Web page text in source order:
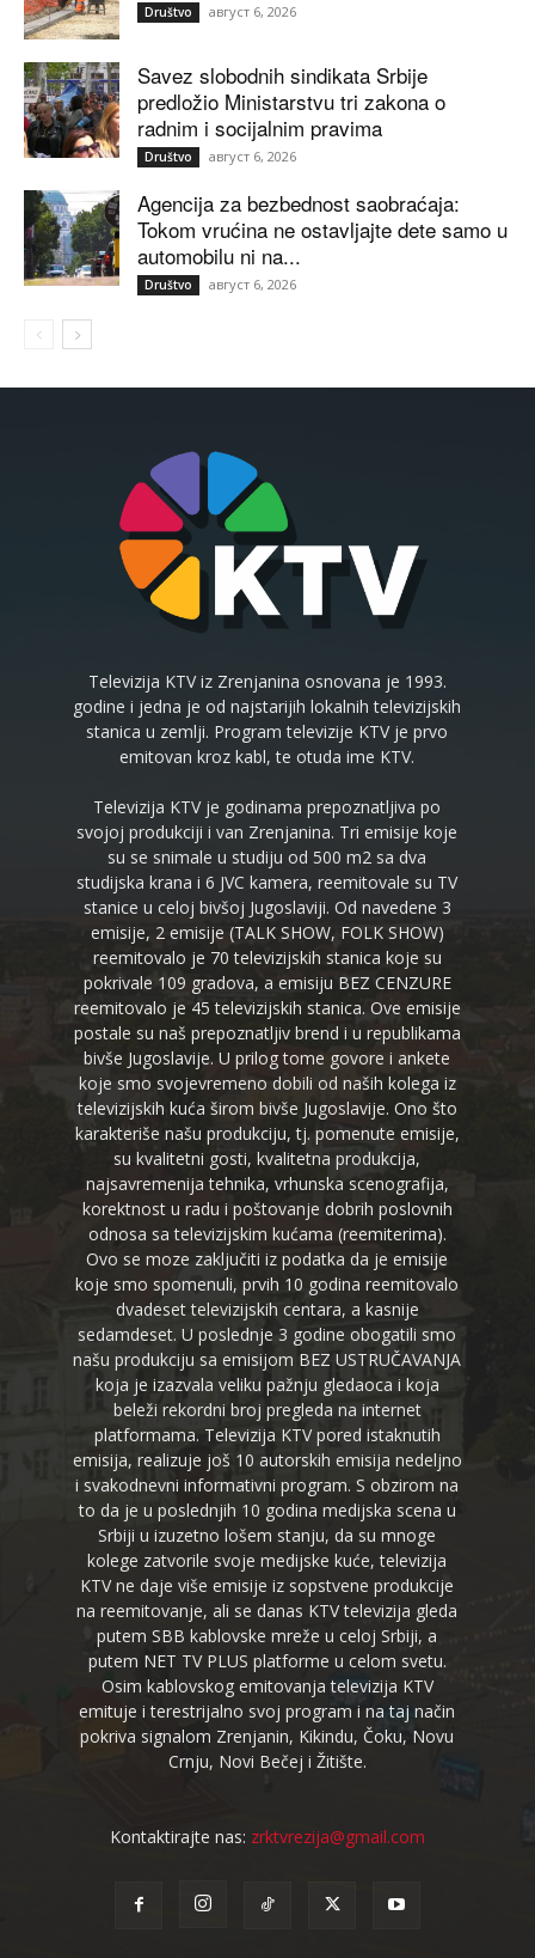
Društvo август 6, 2026
Savez slobodnih sindikata Srbije
predložio Ministarstvu tri zakona o
radnim i socijalnim pravima
Društvo август 6, 2026
Agencija za bezbednost saobraćaja:
Tokom vrućina ne ostavljajte dete samo u
automobilu ni na...
Društvo август 6, 2026
Televizija KTV iz Zrenjanina osnovana je 1993.
godine i jedna je od najstarijih lokalnih televizijskih
stanica u zemlji. Program televizije KTV je prvo
emitovan kroz kabl, te otuda ime KTV.
Televizija KTV je godinama prepoznatljiva po
svojoj produkciji i van Zrenjanina. Tri emisije koje
su se snimale u studiju od 500 m2 sa dva
studijska krana i 6 JVC kamera, reemitovale su TV
stanice u celoj bivšoj Jugoslaviji. Od navedene 3
emisije, 2 emisije (TALK SHOW, FOLK SHOW)
reemitovalo je 70 televizijskih stanica koje su
pokrivale 109 gradova, a emisiju BEZ CENZURE
reemitovalo je 45 televizijskih stanica. Ove emisije
postale su naš prepoznatljiv brend i u republikama
bivše Jugoslavije. U prilog tome govore i ankete
koje smo svojevremeno dobili od naših kolega iz
televizijskih kuća širom bivše Jugoslavije. Ono što
karakteriše našu produkciju, tj. pomenute emisije,
su kvalitetni gosti, kvalitetna produkcija,
najsavremenija tehnika, vrhunska scenografija,
korektnost u radu i poštovanje dobrih poslovnih
odnosa sa televizijskim kućama (reemiterima).
Ovo se moze zaključiti iz podatka da je emisije
koje smo spomenuli, prvih 10 godina reemitovalo
dvadeset televizijskih centara, a kasnije
sedamdeset. U poslednje 3 godine obogatili smo
našu produkciju sa emisijom BEZ USTRUČAVANJA
koja je izazvala veliku pažnju gledaoca i koja
beleži rekordni broj pregleda na internet
platformama. Televizija KTV pored istaknutih
emisija, realizuje još 10 autorskih emisija nedeljno
i svakodnevni informativni program. S obzirom na
to da je u poslednjih 10 godina medijska scena u
Srbiji u izuzetno lošem stanju, da su mnoge
kolege zatvorile svoje medijske kuće, televizija
KTV ne daje više emisije iz sopstvene produkcije
na reemitovanje, ali se danas KTV televizija gleda
putem SBB kablovske mreže u celoj Srbiji, a
putem NET TV PLUS platforme u celom svetu.
Osim kablovskog emitovanja televizija KTV
emituje i terestrijalno svoj program i na taj način
pokriva signalom Zrenjanin, Kikindu, Čoku, Novu
Crnju, Novi Bečej i Žitište.
Kontaktirajte nas: zrktvrezija@gmail.com